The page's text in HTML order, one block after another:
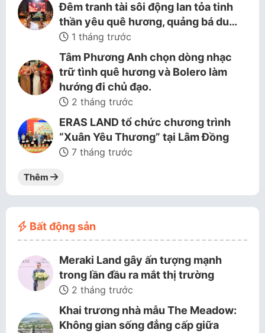
Đêm tranh tài sôi động lan tỏa tinh
thần yêu quê hương, quảng bá du…
1 tháng trước
Tâm Phương Anh chọn dòng nhạc
trữ tình quê hương và Bolero làm
hướng đi chủ đạo.
2 tháng trước
ERAS LAND tổ chức chương trình
“Xuân Yêu Thương” tại Lâm Đồng
7 tháng trước
Thêm
Bất động sản
Meraki Land gây ấn tượng mạnh
trong lần đầu ra mắt thị trường
2 tháng trước
Khai trương nhà mẫu The Meadow:
Không gian sống đẳng cấp giữa